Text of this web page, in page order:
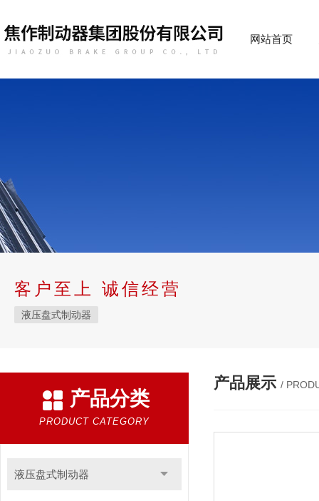
网站首页
客户至上 诚信经营
液压盘式制动器
产品分类
PRODUCT CATEGORY
液压盘式制动器
产品展示 /